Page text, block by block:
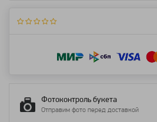
Фотоконтроль букета
Отправим фото перед доставкой